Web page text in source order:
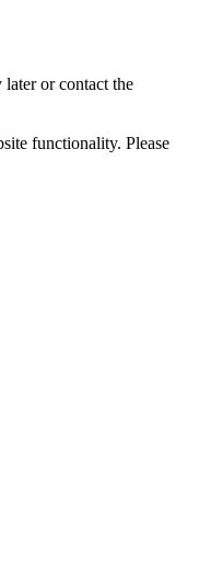
later or contact the
functionality. Please